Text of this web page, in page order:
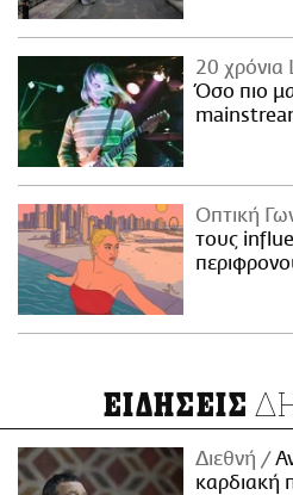
20 χρόνια
Όσο πιο
Οπτική
τους
ΕΙΔΗΣΕΙΣ
Διεθνή
καρδιακή